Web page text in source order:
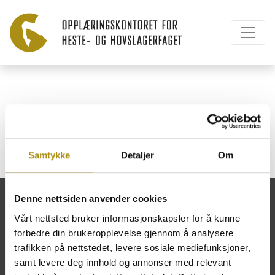
Samtykke Detaljer Om
Denne nettsiden anvender cookies
Vårt nettsted bruker informasjonskapsler for å kunne
forbedre din brukeropplevelse gjennom å analysere
trafikken på nettstedet, levere sosiale mediefunksjoner,
samt levere deg innhold og annonser med relevant
Opplæringskontoret for heste- og
hovslagerfaget